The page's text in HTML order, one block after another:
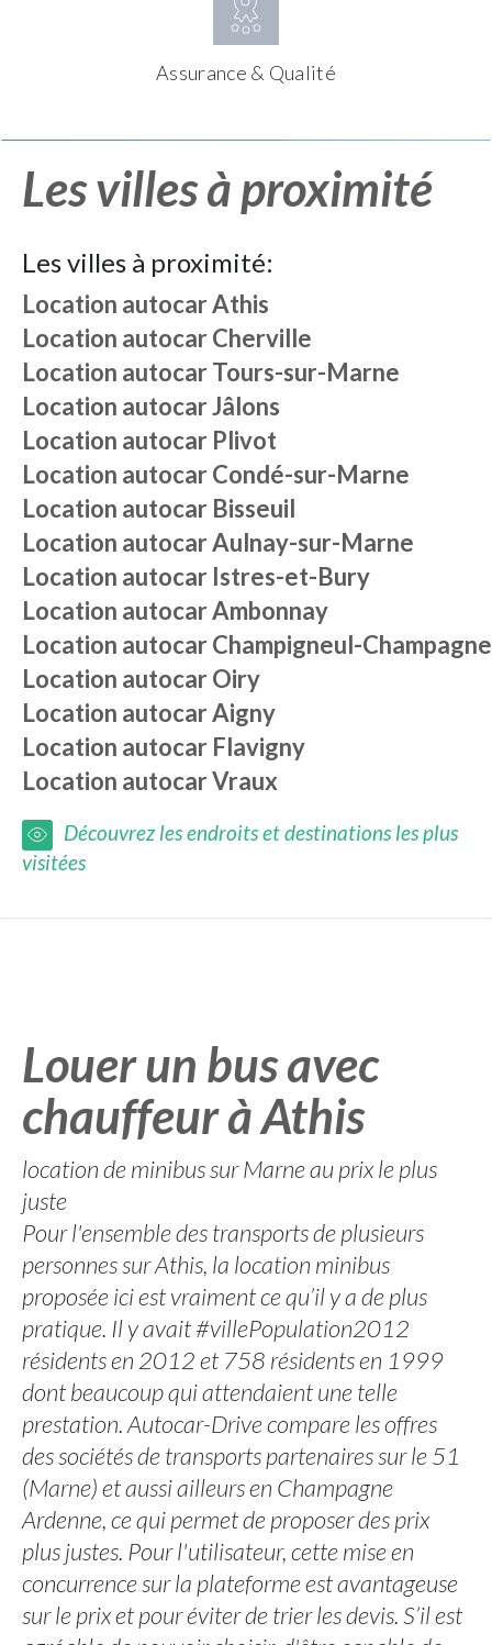
Assurance & Qualité
Les villes à proximité
Les villes à proximité:
Location autocarAthis
Location autocarCherville
Location autocarTours-sur-Marne
Location autocarJâlons
Location autocar Plivot
Location autocarCondé-sur-Marne
Location autocar Bisseuil
Location autocarAulnay-sur-Marne
Location autocar Istres-et-Bury
Location autocarAmbonnay
Location autocarChampigneul-Champagne
Location autocarOiry
Location autocarAigny
Location autocar Flavigny
Location autocarVraux
Découvrez les endroits et destinations les plus
visitées
Louer un bus avec
chauffeur à Athis
location de minibus sur Marne au prix le plus
juste
Pour l'ensemble des transports de plusieurs
personnes sur Athis, la location minibus
proposée ici est vraiment ce qu’il y a de plus
pratique. Il y avait #villePopulation2012
résidents en 2012 et 758 résidents en 1999
dont beaucoup qui attendaient une telle
prestation. Autocar-Drive compare les offres
des sociétés de transports partenaires sur le 51
(Marne) et aussi ailleurs en Champagne
Ardenne, ce qui permet de proposer des prix
plus justes. Pour l'utilisateur, cette mise en
concurrence sur la plateforme est avantageuse
sur le prix et pour éviter de trier les devis. S’il est